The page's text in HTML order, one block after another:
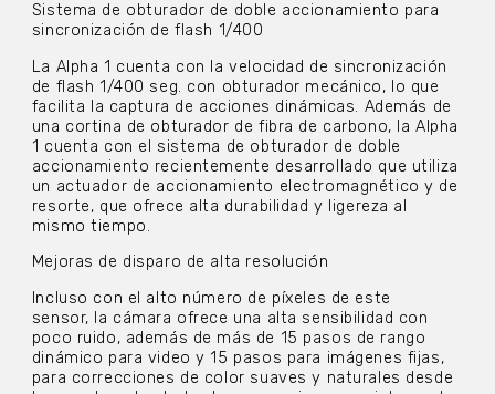
Sistema de obturador de doble accionamiento para
sincronización de flash 1/400
La Alpha 1 cuenta con la velocidad de sincronización
de flash 1/400 seg. con obturador mecánico, lo que
facilita la captura de acciones dinámicas. Además de
una cortina de obturador de fibra de carbono, la Alpha
1 cuenta con el sistema de obturador de doble
accionamiento recientemente desarrollado que utiliza
un actuador de accionamiento electromagnético y de
resorte, que ofrece alta durabilidad y ligereza al
mismo tiempo.
Mejoras de disparo de alta resolución
Incluso con el alto número de píxeles de este
sensor, la cámara ofrece una alta sensibilidad con
poco ruido, además de más de 15 pasos de rango
dinámico para video y 15 pasos para imágenes fijas,
para correcciones de color suaves y naturales desde